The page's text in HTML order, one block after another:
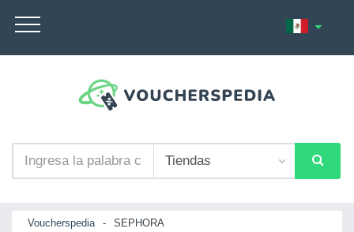
Voucherspedia - SEPHORA